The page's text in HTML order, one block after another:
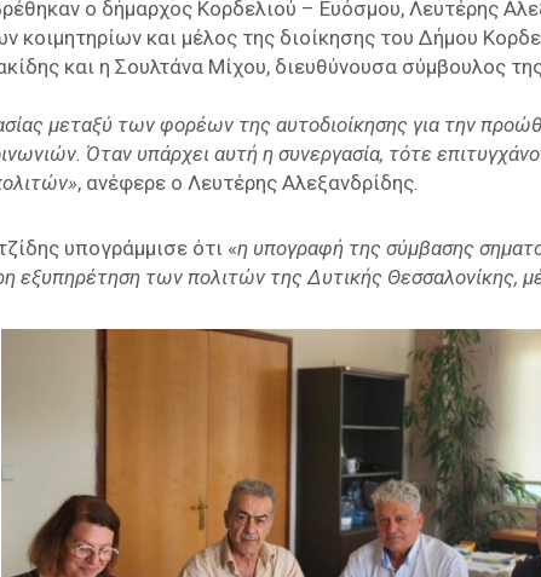
ο δήμαρχος Κορδελιού – Ευόσμου, Λευτέρης
κοιμητηρίων και μέλος της διοίκησης του Δήμου
και η Σουλτάνα Μίχου, διευθύνουσα σύμβουλος
μεταξύ των φορέων της αυτοδιοίκησης για την
Όταν υπάρχει αυτή η συνεργασία, τότε
, ανέφερε ο Λευτέρης Αλεξανδρίδης.
υπογράμμισε ότι «η υπογραφή της σύμβασης
εξυπηρέτηση των πολιτών της Δυτικής Θεσσαλονίκης,